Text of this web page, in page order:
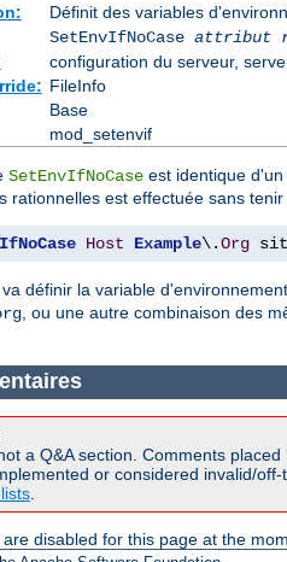
Définit des variables
SetEnvIfNoCase attribut
configuration du serveur,
FileInfo
Base
mod_setenvif
SetEnvIfNoCase est identique
rationnelles est effectuée sans
Host Example\.Org
définir la variable d'environnement
, ou une autre combinaison des
a Q&A section. Comments
or considered invalid/
disabled for this page at the